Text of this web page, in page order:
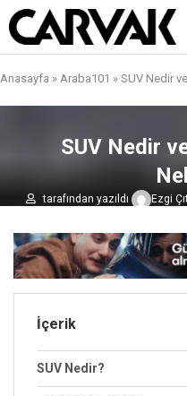
Anasayfa » Araba101 » SUV Nedir
SUV Nedir
tarafından yazıldı Ezgi
İçerik
SUV Nedir?